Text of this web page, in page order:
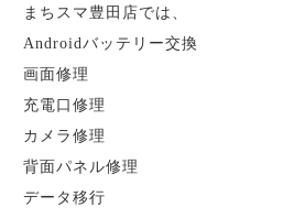
まちスマ豊田店では、
Androidバッテリー交換
画面修理
充電口修理
カメラ修理
背面パネル修理
データ移行